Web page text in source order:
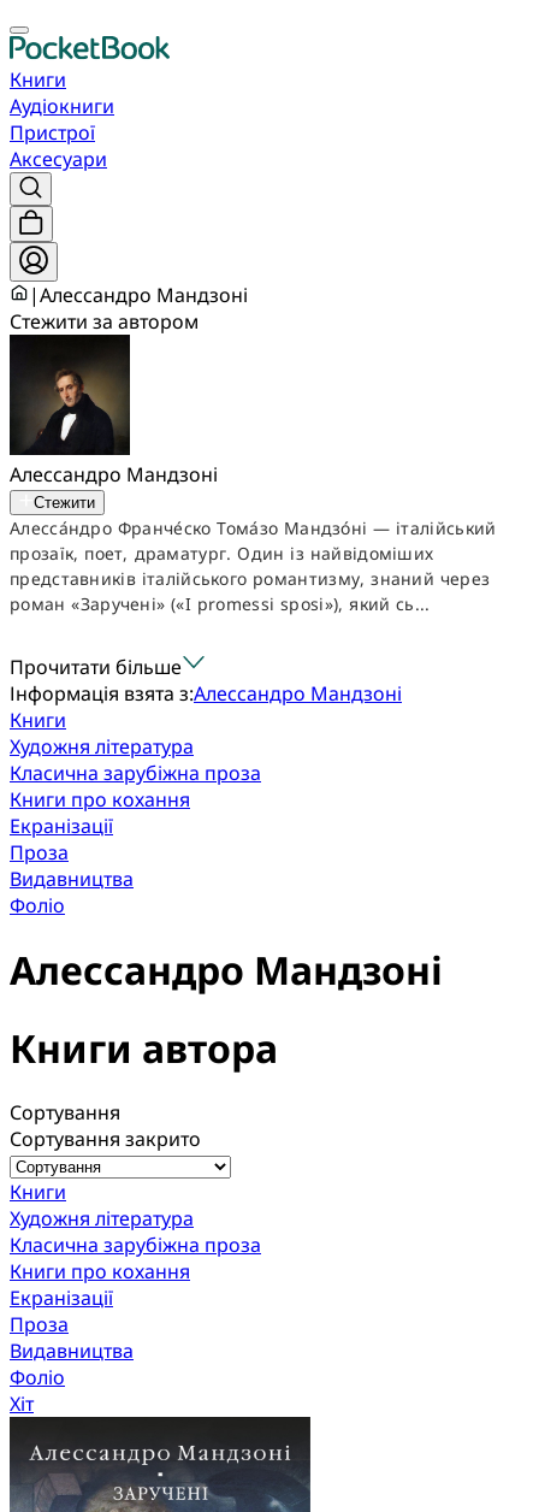
Книги
Аудіокниги
Пристрої
Аксесуари
|Алессандро Мандзоні
Стежити за автором
Алессандро Мандзоні
Стежити
Алесса́ндро Франче́ско Тома́зо Мандзо́ні — італійський
прозаїк, поет, драматург. Один із найвідоміших
представників італійського романтизму, знаний через
роман «Заручені» («I promessi sposi»), який сь...
Прочитати більше
Інформація взята з:Алессандро Мандзоні
Книги
Художня література
Класична зарубіжна проза
Книги про кохання
Екранізації
Проза
Видавництва
Фоліо
Алессандро Мандзоні
Книги автора
Сортування
Сортування закрито
Книги
Художня література
Класична зарубіжна проза
Книги про кохання
Екранізації
Проза
Видавництва
Фоліо
Хіт